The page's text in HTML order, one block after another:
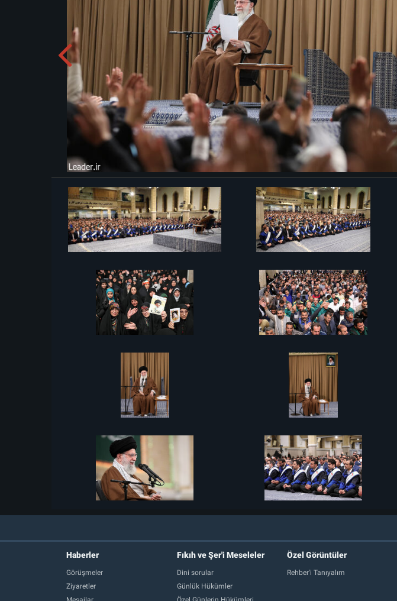
Haberler
Görüşmeler
Ziyaretler
Fıkıh ve Şer'i Meseleler
Dini sorular
Günlük Hükümler
Özel Görüntüler
Rehber'i Tanıyalım